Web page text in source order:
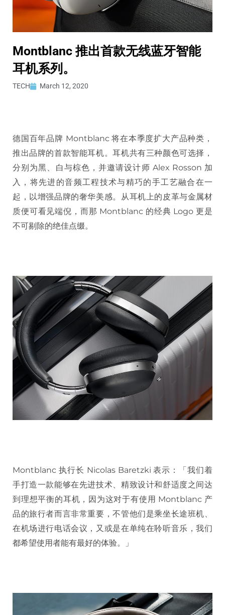
Montblanc 推出首款无线蓝牙智能
耳机系列。
TECH March 12, 2020
德国百年品牌 Montblanc 将在本季度扩大产品种类，
推出品牌的首款智能耳机。耳机共有三种颜色可选择，
分别为黑、白与棕色，并邀请设计师 Alex Rosson 加
入，将先进的音频工程技术与精巧的手工艺融合在一
起，以增强品牌的奢华美感。从耳机上的皮革与金属材
质便可看见端倪，而那 Montblanc 的经典 Logo 更是
不可剔除的绝佳点缀。
Montblanc 执行长 Nicolas Baretzki 表示：「我们着
手打造一款能够在先进技术、精致设计和舒适度之间达
到理想平衡的耳机，因为这对于有使用 Montblanc 产
品的旅行者而言非常重要，不管他们是乘坐长途班机、
在机场进行电话会议，又或是在单纯在聆听音乐，我们
都希望使用者能有最好的体验。」